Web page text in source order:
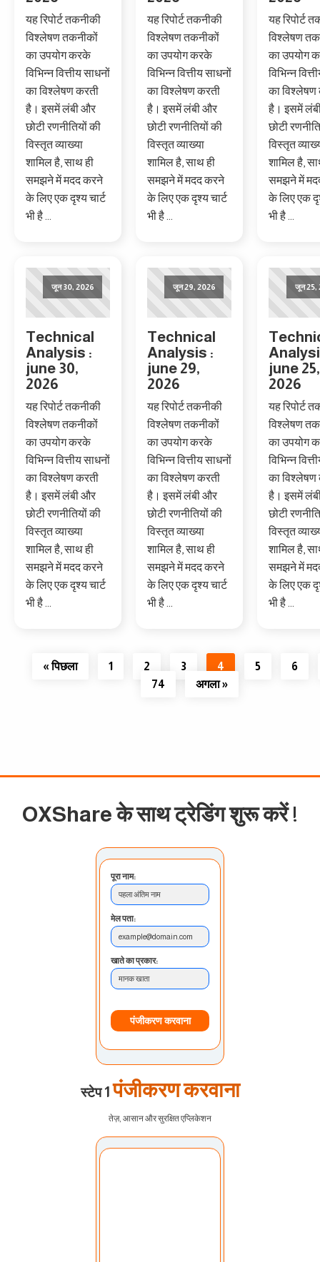
यह रिपोर्ट तकनीकी
विश्लेषण तकनीकों
का उपयोग करके
विभिन्न वित्तीय साधनों
का विश्लेषण करती
है। इसमें लंबी और
छोटी रणनीतियों की
विस्तृत व्याख्या
शामिल है, साथ ही
समझने में मदद करने
के लिए एक दृश्य चार्ट
भी है ...
यह रिपोर्ट तकनीकी
विश्लेषण तकनीकों
का उपयोग करके
विभिन्न वित्तीय साधनों
का विश्लेषण करती
है। इसमें लंबी और
छोटी रणनीतियों की
विस्तृत व्याख्या
शामिल है, साथ ही
समझने में मदद करने
के लिए एक दृश्य चार्ट
भी है ...
यह रिपोर्ट
विश्लेषण
का उपयोग
विभिन्न
का विश्लेषण
है। इसमें
छोटी
विस्तृत
शामिल है,
समझने में
के लिए एक
भी है ...
जून 30, 2026
Technical
Analysis :
june 30,
2026
यह रिपोर्ट तकनीकी
विश्लेषण तकनीकों
का उपयोग करके
विभिन्न वित्तीय साधनों
का विश्लेषण करती
है। इसमें लंबी और
छोटी रणनीतियों की
विस्तृत व्याख्या
शामिल है, साथ ही
समझने में मदद करने
के लिए एक दृश्य चार्ट
भी है ...
जून 29, 2026
Technical
Analysis :
june 29,
2026
यह रिपोर्ट तकनीकी
विश्लेषण तकनीकों
का उपयोग करके
विभिन्न वित्तीय साधनों
का विश्लेषण करती
है। इसमें लंबी और
छोटी रणनीतियों की
विस्तृत व्याख्या
शामिल है, साथ ही
समझने में मदद करने
के लिए एक दृश्य चार्ट
भी है ...
जून 25,
june 25,
2026
यह रिपोर्ट
विश्लेषण
का उपयोग
विभिन्न
का विश्लेषण
है। इसमें
छोटी
विस्तृत
शामिल है,
समझने में
के लिए एक
भी है ...
« पिछला 1 2 3 4 5
6
74
अगला »
OXShare के साथ ट्रेडिंग शुरू करें!
पूरा नाम:
पहला अंतिम नाम
मेल पता:
example@domain.com
खाते का प्रकार:
मानक खाता
पंजीकरण करवाना
स्टेप 1 पंजीकरण करवाना
तेज़, आसान और सुरक्षित एप्लिकेशन